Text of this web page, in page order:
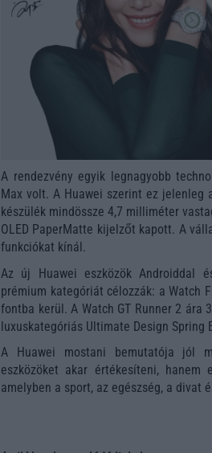
A rendezvény egyik legnagyobb
Max volt. A Huawei szerint ez jelenleg
készülék mindössze 4,7 milliméter
OLED PaperMatte kijelzőt kapott. A
funkciókat kínál.
Az új Huawei eszközök Androiddal
prémium kategóriát célozzák: a Watch
fontba kerül. A Watch GT Runner 2 ára
luxuskategóriás Ultimate Design
A Huawei mostani bemutatója jól
eszközöket akar értékesíteni, hanem
amelyben a sport, az egészség, a divat